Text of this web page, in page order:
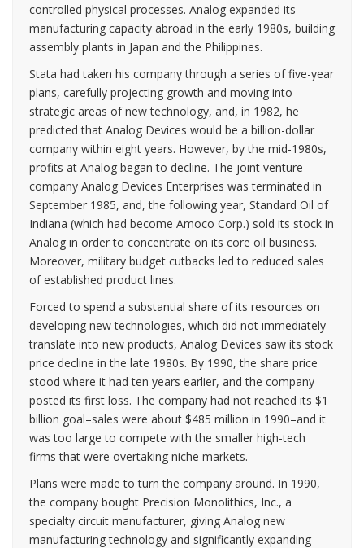
controlled physical processes. Analog expanded its
manufacturing capacity abroad in the early 1980s, building
assembly plants in Japan and the Philippines.
Stata had taken his company through a series of five-year
plans, carefully projecting growth and moving into
strategic areas of new technology, and, in 1982, he
predicted that Analog Devices would be a billion-dollar
company within eight years. However, by the mid-1980s,
profits at Analog began to decline. The joint venture
company Analog Devices Enterprises was terminated in
September 1985, and, the following year, Standard Oil of
Indiana (which had become Amoco Corp.) sold its stock in
Analog in order to concentrate on its core oil business.
Moreover, military budget cutbacks led to reduced sales
of established product lines.
Forced to spend a substantial share of its resources on
developing new technologies, which did not immediately
translate into new products, Analog Devices saw its stock
price decline in the late 1980s. By 1990, the share price
stood where it had ten years earlier, and the company
posted its first loss. The company had not reached its $1
billion goal–sales were about $485 million in 1990–and it
was too large to compete with the smaller high-tech
firms that were overtaking niche markets.
Plans were made to turn the company around. In 1990,
the company bought Precision Monolithics, Inc., a
specialty circuit manufacturer, giving Analog new
manufacturing technology and significantly expanding